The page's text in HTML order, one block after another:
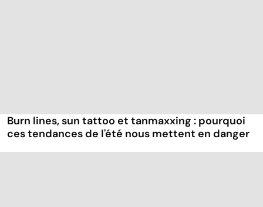
Burn lines, sun tattoo et tanmaxxing : pourquoi
ces tendances de l'été nous mettent en danger